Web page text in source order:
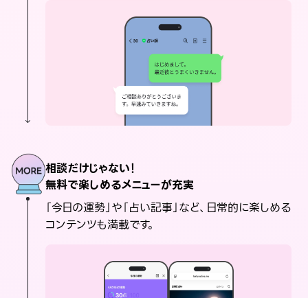
相談だけじゃない！
無料で楽しめるメニューが充実
「今日の運勢」や「占い記事」など、日常的に楽しめる
コンテンツも満載です。